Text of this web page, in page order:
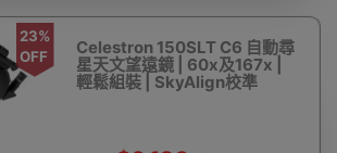
23%
OFF
Celestron 150SLT C6 自動尋
星天文望遠鏡 | 60x及167x |
輕鬆組裝 | SkyAlign校準